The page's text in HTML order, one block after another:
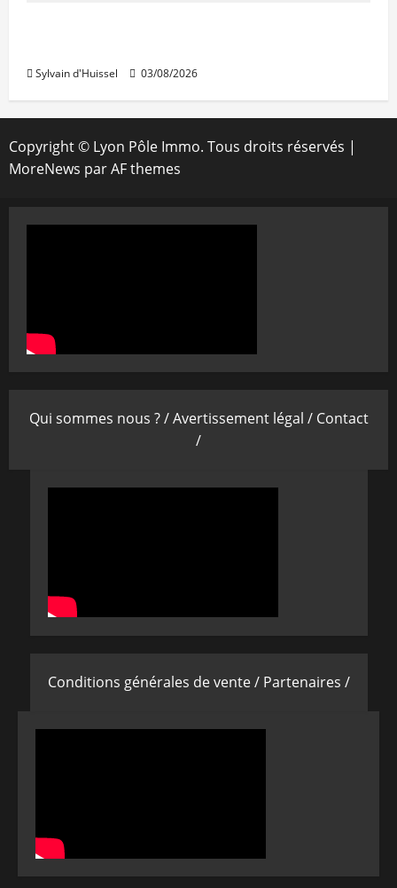
Sylvain d'Huissel 03/08/2026
Copyright © Lyon Pôle Immo. Tous droits réservés |
MoreNews par AF themes
Qui sommes nous ? /Avertissement légal / Contact
/
Conditions générales de vente / Partenaires /